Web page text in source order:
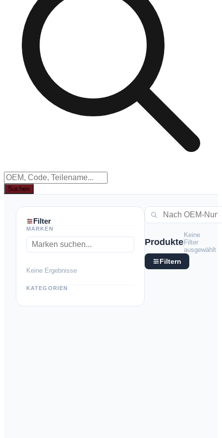
Suchen
Filter
MARKEN
Keine Ergebnisse
KATEGORIEN
Produkte
Keine
Filter
ausgewählt
Filtern